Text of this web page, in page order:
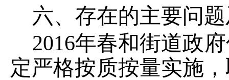
六、存在的主要问
2016年春和街道政
定严格按质按量实施